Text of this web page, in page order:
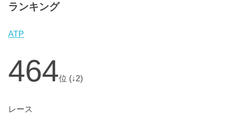
ランキング
ATP
464位 (↓2)
レース